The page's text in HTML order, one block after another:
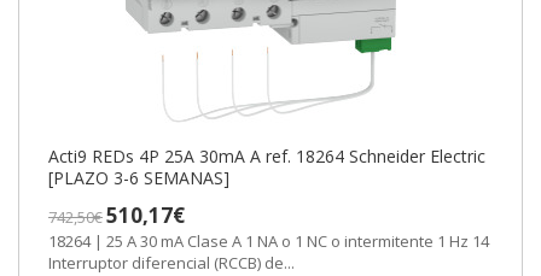
Acti9 REDs 4P 25A 30mA A ref. 18264 Schneider Electric
[PLAZO 3-6 SEMANAS]
742,50€510,17€
18264 | 25 A 30 mA Clase A 1 NA o 1 NC o intermitente 1 Hz 14
Interruptor diferencial (RCCB) de...